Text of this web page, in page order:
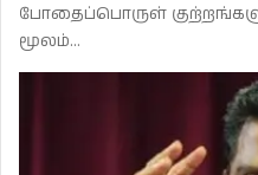
போதைப்பொருள்
மூலம்…